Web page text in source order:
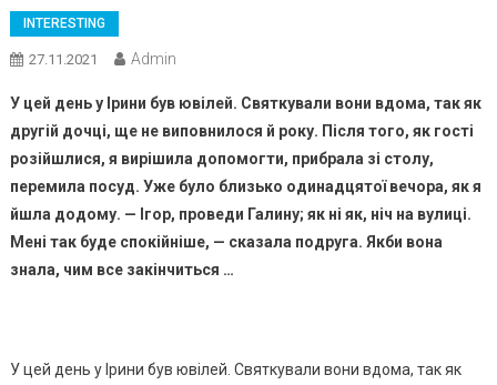
INTERESTING
27.11.2021 Admin
У цей день у Ірини був ювілей. Святкували вони вдома, так як
другій дочці, ще не виповнилося й року. Після того, як гості
розійшлися, я вирішила допомогти, прибрала зі столу,
перемила посуд. Уже було близько одинадцятої вечора, як я
йшла додому. — Ігор, проведи Галину; як ні як, ніч на вулиці.
Мені так буде спокійніше, — сказала подруга. Якби вона
знала, чим все закінчиться …
У цей день у Ірини був ювілей. Святкували вони вдома, так як